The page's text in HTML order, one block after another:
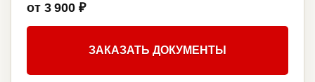
от 3 900 ₽
ЗАКАЗАТЬ ДОКУМЕНТЫ